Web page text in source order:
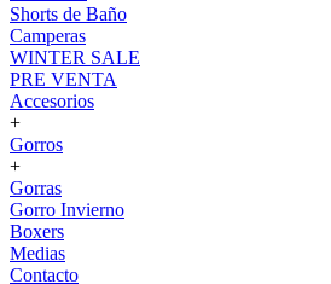
Shorts de Baño
Camperas
WINTER SALE
PRE VENTA
Accesorios
+
Gorros
+
Gorras
Gorro Invierno
Boxers
Medias
Contacto